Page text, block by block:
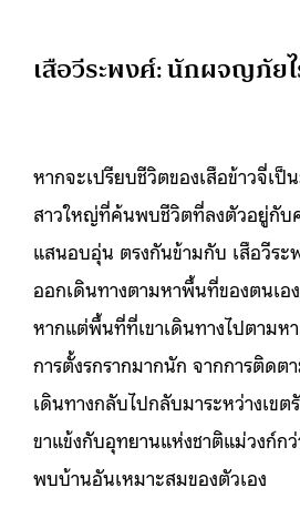
เสือวีระพงศ์: นักผจญภัย
หากจะเปรียบชีวิตของเสือข้าวจี่เ
สาวใหญ่ที่ค้นพบชีวิตที่ลงตัวอยู่กับ
แสนอบอุ่น ตรงกันข้ามกับ เสือวีระ
ออกเดินทางตามหาพื้นที่ของตนเอ
หากแต่พื้นที่ที่เขาเดินทางไปตามห
การตั้งรกรากมากนัก จากการติดต
เดินทางกลับไปกลับมาระหว่างเข
ขาแข้งกับอุทยานแห่งชาติแม่วงก์ก
พบบ้านอันเหมาะสมของตัวเอง